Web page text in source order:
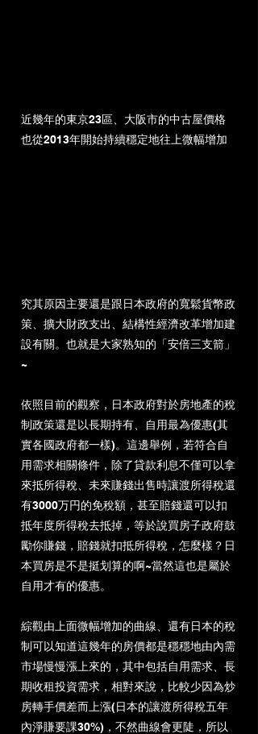
近幾年的東京23區、大阪市的中古屋價格
也從2013年開始持續穩定地往上微幅增加
究其原因主要還是跟日本政府的寬鬆貨幣政
策、擴大財政支出、結構性經濟改革增加建
設有關。也就是大家熟知的「安倍三支箭」
~
依照目前的觀察，日本政府對於房地產的稅
制政策還是以長期持有、自用最為優惠(其
實各國政府都一樣)。這邊舉例，若符合自
用需求相關條件，除了貸款利息不僅可以拿
來抵所得稅、未來賺錢出售時讓渡所得稅還
有3000万円的免稅額，甚至賠錢還可以扣
抵年度所得稅去抵掉，等於說買房子政府鼓
勵你賺錢，賠錢就扣抵所得稅，怎麼樣？日
本買房是不是挺划算的啊~當然這也是屬於
自用才有的優惠。
綜觀由上面微幅增加的曲線、還有日本的稅
制可以知道這幾年的房價都是穩穩地由內需
市場慢慢漲上來的，其中包括自用需求、長
期收租投資需求，相對來說，比較少因為炒
房轉手價差而上漲(日本的讓渡所得稅五年
內淨賺要課30%)，不然曲線會更陡，所以